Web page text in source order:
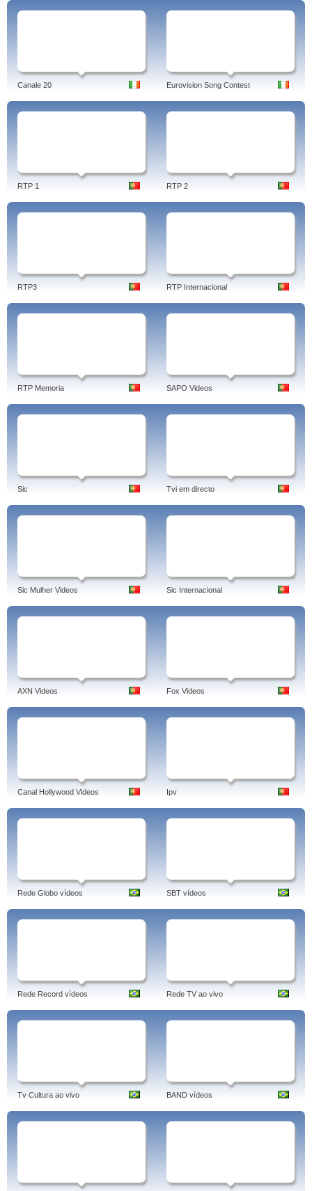
Canale 20 Eurovision Song Contest
RTP 1 RTP 2
RTP3 RTP Internacional
RTP Memoria SAPO Videos
Sic Tvi em directo
Sic Mulher Videos Sic Internacional
AXN Videos Fox Videos
Canal Hollywood Videos Ipv
Rede Globo vídeos SBT vídeos
Rede Record vídeos Rede TV ao vivo
Tv Cultura ao vivo BAND vídeos